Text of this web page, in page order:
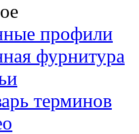
профили
фурнитура
терминов